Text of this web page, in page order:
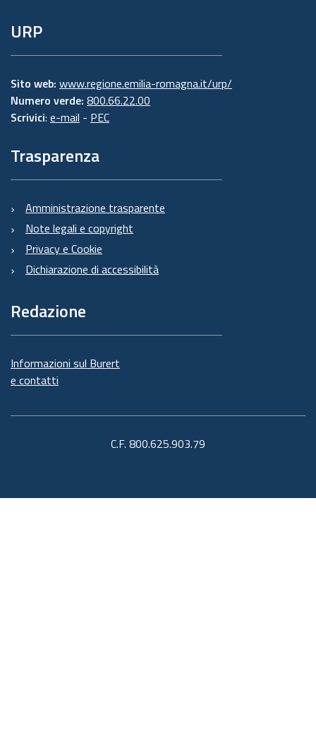
URP
Sito web: www.regione.emilia-romagna.it/urp/
Numero verde: 800.66.22.00
Scrivici: e-mail - PEC
Trasparenza
Amministrazione trasparente
Note legali e copyright
Privacy e Cookie
Dichiarazione di accessibilità
Redazione
Informazioni sul Burert
e contatti
C.F. 800.625.903.79